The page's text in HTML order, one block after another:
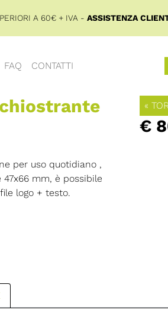
A 60€ + IVA - ASSISTENZA
FAQ CONTATTI
per uso quotidiano ,
mm, è possibile
logo + testo.
«
€